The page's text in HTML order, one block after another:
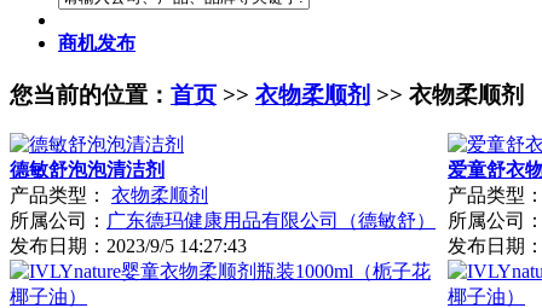
商机发布
您当前的位置： 首页 >> 衣物柔顺剂 >> 衣物柔顺剂
德敏舒泡泡清洁剂
产品类型：
衣物柔顺剂
所属公司： 广东德玛健康用品有限公司（德敏舒）
发布日期： 2023/9/5 14:27:43
爱童舒衣
产品类型
所属公司
发布日期